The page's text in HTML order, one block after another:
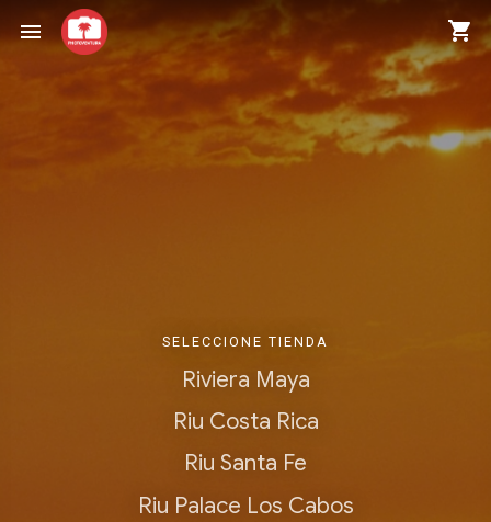
menu shopping_cart
SELECCIONE TIENDA
Riviera Maya
Riu Costa Rica
Riu Santa Fe
Riu Palace Los Cabos